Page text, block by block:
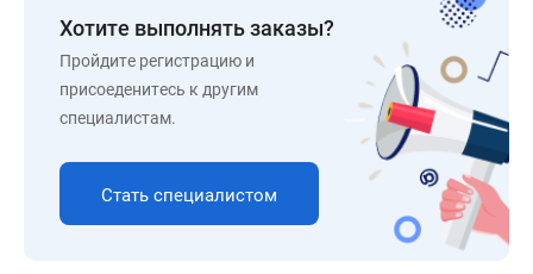
Хотите выполнять заказы?
Пройдите регистрацию и
присоеденитесь к другим
специалистам.
Стать специалистом